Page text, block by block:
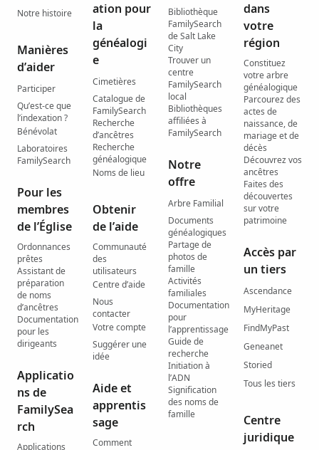
Notre histoire
Manières
d’aider
Participer
Qu’est-ce que
l’indexation ?
Bénévolat
Laboratoires
FamilySearch
Pour les
membres
de l’Église
Ordonnances
prêtes
Assistant de
préparation
de noms
d’ancêtres
Documentation
pour les
dirigeants
Applicatio
ns de
FamilySea
rch
Applications
ation pour
la
généalogi
e
Cimetières
Catalogue de
FamilySearch
Recherche
d’ancêtres
Recherche
généalogique
Noms de lieu
Obtenir
de l’aide
Communauté
des
utilisateurs
Centre d’aide
Nous
contacter
Votre compte
Suggérer une
idée
Aide et
apprentis
sage
Comment
Bibliothèque
FamilySearch
de Salt Lake
City
Trouver un
centre
FamilySearch
local
Bibliothèques
affiliées à
FamilySearch
Notre
offre
Arbre Familial
Documents
généalogiques
Partage de
photos de
famille
Activités
familiales
Documentation
pour
l’apprentissage
Guide de
recherche
Initiation à
l’ADN
Signification
des noms de
famille
dans
votre
région
Constituez
votre arbre
généalogique
Parcourez des
actes de
naissance, de
mariage et de
décès
Découvrez vos
ancêtres
Faites des
découvertes
sur votre
patrimoine
Accès par
un tiers
Ascendance
MyHeritage
FindMyPast
Geneanet
Storied
Tous les tiers
Centre
juridique